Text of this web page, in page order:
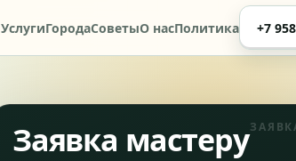
УслугиГородаСоветыО насПолитика +7
Заявка мастеру